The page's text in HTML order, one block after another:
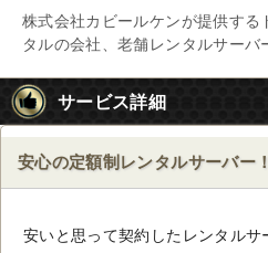
株式会社カビールケンが提供する
タルの会社、老舗レンタルサーバ
サービス詳細
安心の定額制レンタルサーバー！
安いと思って契約したレンタル